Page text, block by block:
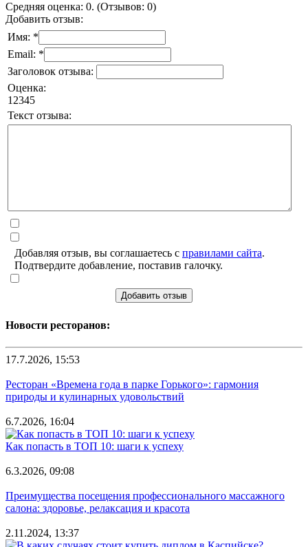
Средняя оценка: 0. (Отзывов: 0)
Добавить отзыв:
Имя: *
Email: *
Заголовок отзыва:
Оценка:
1 2345
Текст отзыва:
Добавляя отзыв, вы соглашаетесь с правилами сайта.
Подтвердите добавление, поставив галочку.
Добавить отзыв
Новости ресторанов:
17.7.2026, 15:53
Ресторан «Времена года в парке Горького»: гармония
природы и кулинарных удовольствий
6.7.2026, 16:04
Как попасть в ТОП 10: шаги к успеху
6.3.2026, 09:08
Преимущества посещения профессионального массажного
салона: здоровье, релаксация и красота
2.11.2024, 13:37